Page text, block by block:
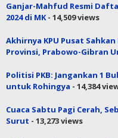
Ganjar-Mahfud Resmi
2024 di MK- 14,509 views
Akhirnya KPU Pusat
Provinsi, Prabowo-Gibran
Politisi PKB: Jangankan 1
untuk Rohingya - 14,384
Cuaca Sabtu Pagi Cerah,
Surut - 13,273 views